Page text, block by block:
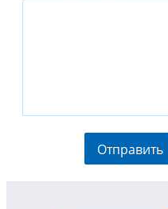
Отправить